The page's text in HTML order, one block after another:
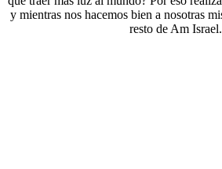
y mientras nos hacemos bien a nosotras
resto de Am Israel.